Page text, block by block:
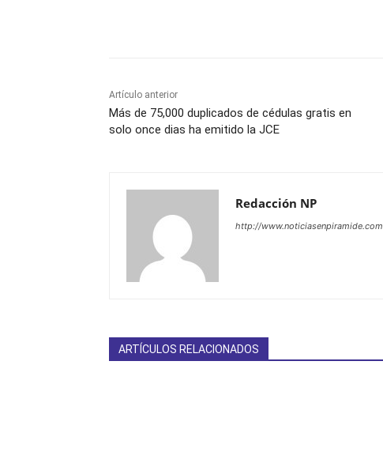
Artículo anterior
Más de 75,000 duplicados de cédulas gratis en
solo once dias ha emitido la JCE
Redacción NP
http://www.noticiasenpiramide.com
ARTÍCULOS RELACIONADOS